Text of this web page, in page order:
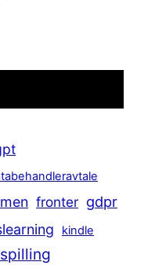
fronter gdpr
kindle